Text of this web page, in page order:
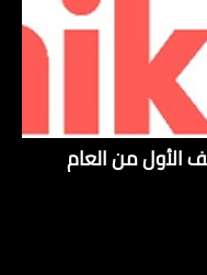
الأول من العام